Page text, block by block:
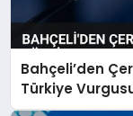
Bahçeli’den
Türkiye